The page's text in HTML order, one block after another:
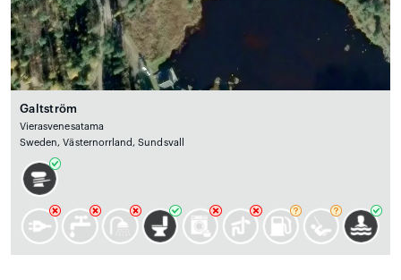
Galtström
Vierasvenesatama
Sweden, Västernorrland, Sundsvall